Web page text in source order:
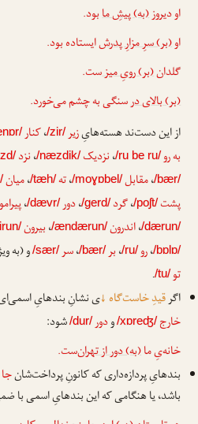
او دیروز(به) پیشِ مابود.
او(بر) سرِ مزارِ پدرشایستاده بود.
گلدان(بر) رویِ میز‌ست.
(بر) بالای درسنگی به چشم می‌خورد.
از این دست‌ند هسته‌هایِزیر/zir/،کنار
به رو/ru be ru/،نزدیک /næzdik/،نزد
/bær/،مقابل/moɣɒbel/،ته/tæh/،میان
پشت /poʃt/،گرد /gerd/،دور/dævr/،
/dærun/،اندرون/ændærun/،بیرون
/bɒlɒ/،رو/ru/،بر/bær/،سر/sær/و (به
تو/tu/
.
اگرقیدِ خاست‌گاه↓ی نشانِ بندهایِ
خارج /xɒreʤ/ودور/dur/شود:
خانه‌یِ ما(به) دور از تهران‌ست.
بندهایِ پردازه‌داری که کانونِ پرداخت‌شانجا
باشد، یا هنگامی که این بندهایِ اسمی با